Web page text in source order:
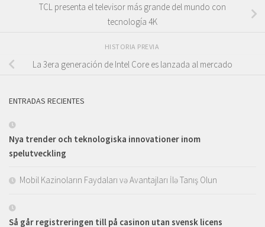
TCL presenta el televisor más grande del mundo con
tecnología 4K
HISTORIA PREVIA
La 3era generación de Intel Core es lanzada al mercado
ENTRADAS RECIENTES
Nya trender och teknologiska innovationer inom
spelutveckling
Mobil Kazinoların Faydaları və Avantajları İlə Tanış Olun
Så går registreringen till på casinon utan svensk licens